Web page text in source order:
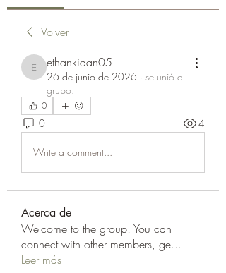
Volver
ethankiaan05
ethankiaan05
26 de junio de 2026 · se unió al
grupo.
0
0 4
Write a comment...
Acerca de
Welcome to the group! You can
connect with other members, ge...
Leer más